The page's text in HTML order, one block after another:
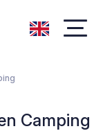
Camping